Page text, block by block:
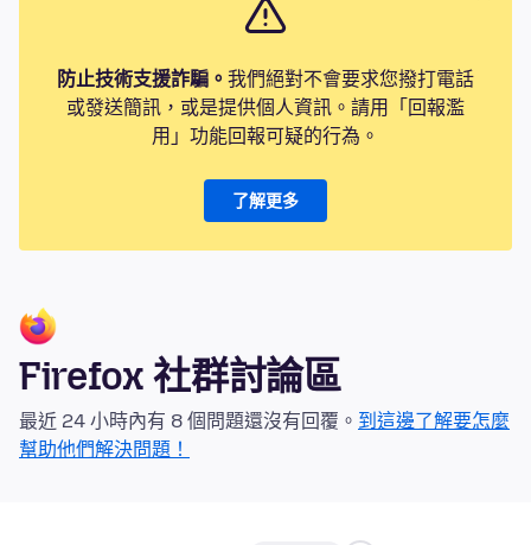
防止技術支援詐騙。 我們絕對不會要求您撥打電話
或發送簡訊，或是提供個人資訊。請用「回報濫
用」功能回報可疑的行為。
了解更多
Firefox 社群討論區
最近 24 小時內有 8 個問題還沒有回覆。 到這邊了解要怎麼
幫助他們解決問題！